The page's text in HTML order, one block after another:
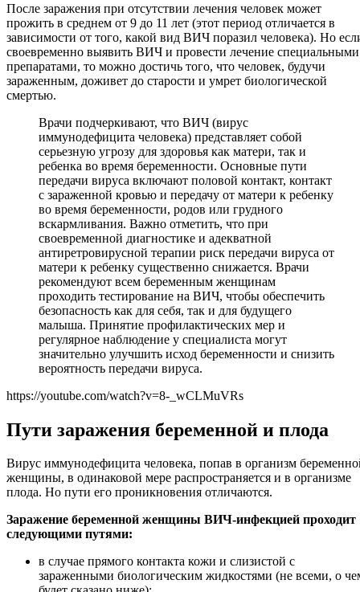
После заражения при отсутствии лечения человек может
прожить в среднем от 9 до 11 лет (этот период отличается в
зависимости от того, какой вид ВИЧ поразил человека). Но
своевременно выявить ВИЧ и провести лечение специальными
препаратами, то можно достичь того, что человек, будучи
зараженным, доживет до старости и умрет биологической
смертью.
Врачи подчеркивают, что ВИЧ (вирус
иммунодефицита человека) представляет собой
серьезную угрозу для здоровья как матери, так и
ребенка во время беременности. Основные пути
передачи вируса включают половой контакт, контакт
с зараженной кровью и передачу от матери к ребенку
во время беременности, родов или грудного
вскармливания. Важно отметить, что при
своевременной диагностике и адекватной
антиретровирусной терапии риск передачи вируса от
матери к ребенку существенно снижается. Врачи
рекомендуют всем беременным женщинам
проходить тестирование на ВИЧ, чтобы обеспечить
безопасность как для себя, так и для будущего
малыша. Принятие профилактических мер и
регулярное наблюдение у специалиста могут
значительно улучшить исход беременности и снизить
вероятность передачи вируса.
https://youtube.com/watch?v=8-_wCLMuVRs
Пути заражения беременной и плода
Вирус иммунодефицита человека, попав в организм
женщины, в одинаковой мере распространяется и в организме
плода. Но пути его проникновения отличаются.
Заражение беременной женщины ВИЧ-инфекцией проходит
следующими путями:
в случае прямого контакта кожи и слизистой с
зараженными биологическим жидкостями (не всеми, о